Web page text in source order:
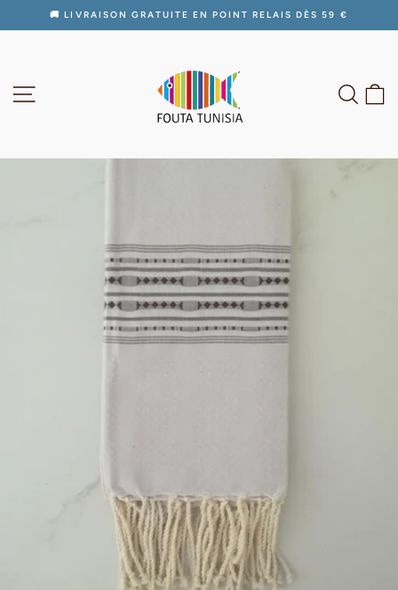
Diaporama
🚚 LIVRAISON GRATUITE EN POINT RELAIS DÈS 59 €